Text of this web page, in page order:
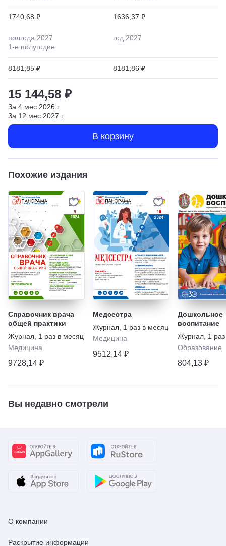
1740,68 ₽ 1636,37 ₽
полгода 2027
1-е полугодие
8181,85 ₽
год 2027
8181,86 ₽
15 144,58 ₽
За 4 мес 2026 г
За 12 мес 2027 г
В корзину
Похожие издания
Справочник врача
общей практики
Журнал 1 раз в месяц
Медицина
9728,14 ₽
Медсестра
Журнал 1 раз в месяц
Медицина
9512,14 ₽
Дошкольное
воспитание
Журнал 1
Образование
804,13 ₽
Вы недавно смотрели
О компании
Раскрытие информации